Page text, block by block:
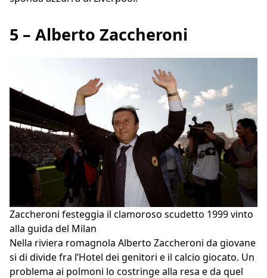
5 – Alberto Zaccheroni
Zaccheroni festeggia il clamoroso scudetto 1999 vinto
alla guida del Milan
Nella riviera romagnola Alberto Zaccheroni da giovane
si di divide fra l’Hotel dei genitori e il calcio giocato. Un
problema ai polmoni lo costringe alla resa e da quel